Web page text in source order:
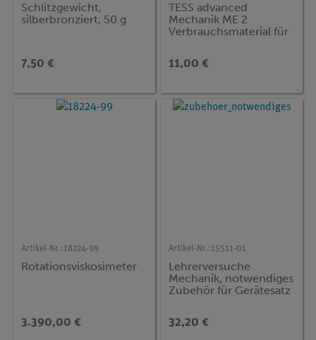
Schlitzgewicht,
silberbronziert, 50 g
7,50 €
TESS advanced
Mechanik ME 2
Verbrauchsmaterial für
11,00 €
Artikel-Nr.:18224-99
Rotationsviskosimeter
3.390,00 €
Artikel-Nr.:15511-01
Lehrerversuche
Mechanik, notwendiges
Zubehör für Gerätesatz
32,20 €